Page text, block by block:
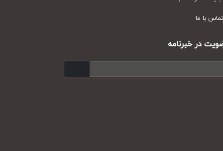
با ما
در خبرنامه